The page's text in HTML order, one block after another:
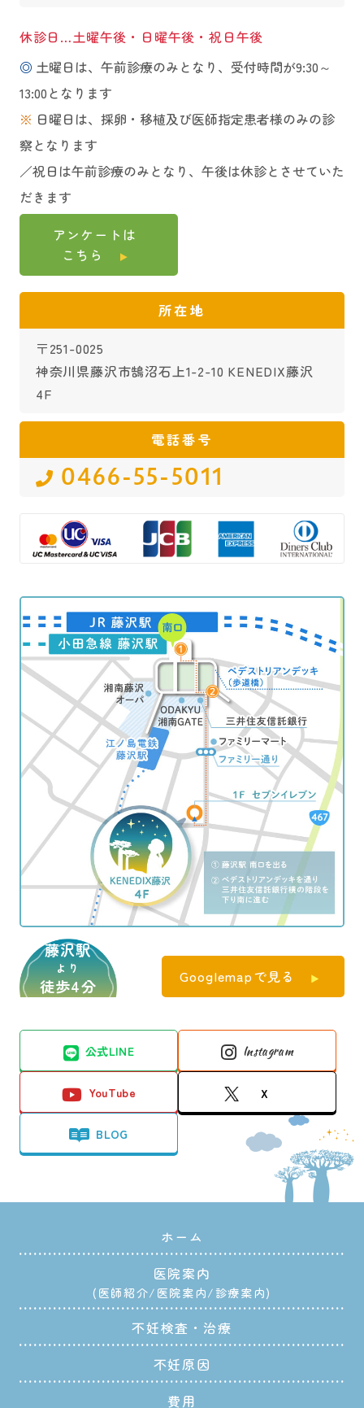
休診日…土曜午後・日曜午後・祝日午後
◎ 土曜日は、午前診療のみとなり、受付時間が9:30～
13:00となります
※ 日曜日は、採卵・移植及び医師指定患者様のみの診
察となります
／祝日は午前診療のみとなり、午後は休診とさせていた
だきます
アンケートは
こちら
所在地
〒251-0025
神奈川県藤沢市鵠沼石上1-2-10 KENEDIX藤沢
4F
電話番号
0466-55-5011
藤沢駅
より
徒歩4分 Googlemapで見る
公式LINE Instagram
YouTube X
BLOG
ホーム
医院案内
医師紹介 医院案内 診療案内
不妊検査・治療
不妊原因
費用